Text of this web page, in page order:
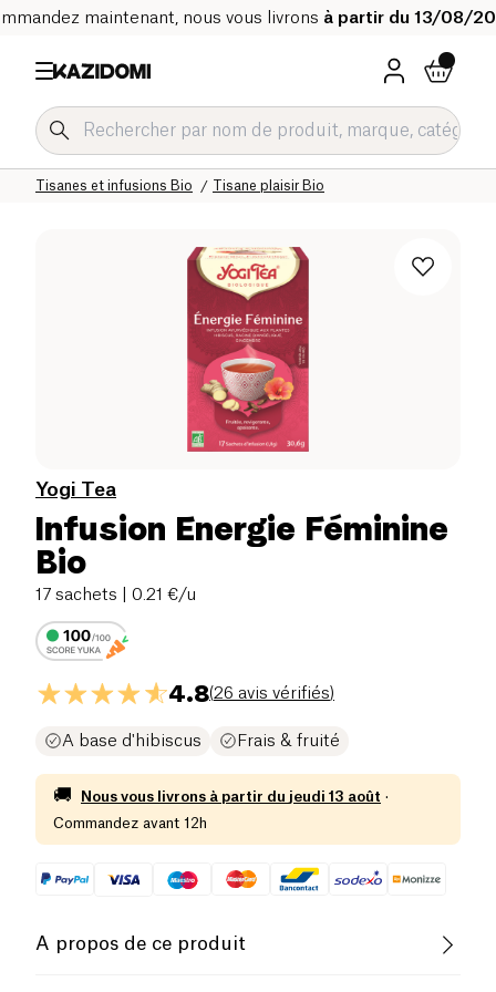
maintenant, nous vous livrons à partir du 13/08/
Tisane plaisir Bio
Tisanes et infusions Bio
Thé et tisane Bio
Boissons Bio
Notre catalogue bio
Accueil
Yogi Tea
Infusion Energie Féminine
Bio
17 sachets | 0.21 €/u
4.8(26 avis vérifiés)
A base d'hibiscus Frais & fruité
🚚 Nous vous livrons à partir du jeudi 13 août ·
Commandez avant 12h
A propos de ce produit